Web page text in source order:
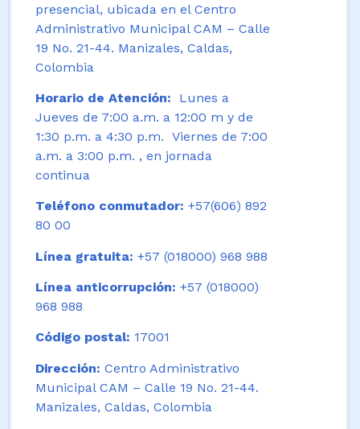
presencial, ubicada en el Centro
Administrativo Municipal CAM – Calle
19 No. 21-44. Manizales, Caldas,
Colombia
Horario de Atención:
Lunes a
Jueves de 7:00 a.m. a 12:00 m y de
1:30 p.m. a 4:30 p.m. Viernes de 7:00
a.m. a 3:00 p.m. , en jornada
continua
Teléfono conmutador: +57(606) 892
80 00
Línea gratuita: +57 (018000) 968 988
Línea anticorrupción: +57 (018000)
968 988
Código postal: 17001
Dirección: Centro Administrativo
Municipal CAM – Calle 19 No. 21-44.
Manizales, Caldas, Colombia